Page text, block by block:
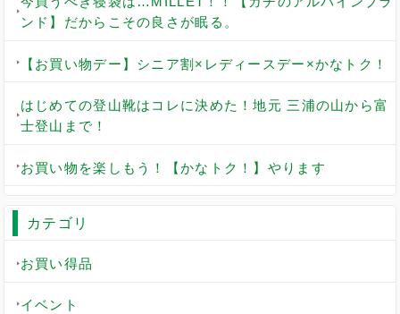
ンド】だからこその良さが眠る。
【お買い物デー】シニア割×レディースデー×かなトク！
はじめての登山靴はコレに決めた！地元 三浦の山から富
士登山まで！
お買い物を楽しもう！【かなトク！】やります
カテゴリ
お買い得品
イベント